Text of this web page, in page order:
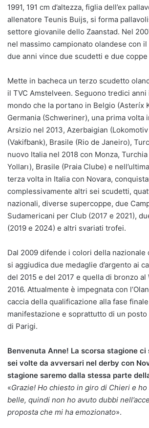
1991, 191 cm d’altezza, figlia dell’ex
allenatore Teunis Buijs, si forma
settore giovanile dello Zaanstad. Nel
nel massimo campionato olandese con
due anni vince due scudetti e due coppe
Mette in bacheca un terzo scudetto
il TVC Amstelveen. Seguono tredici
mondo che la portano in Belgio (Asteríx
Germania (Schweriner), una prima volta
Arsizio nel 2013, Azerbaigian
(Vakifbank), Brasile (Rio de Janeiro),
nuovo Italia nel 2018 con Monza,
Yolları), Brasile (Praia Clube) e
terza volta in Italia con Novara,
complessivamente altri sei scudetti,
nazionali, diverse supercoppe, due
Sudamericani per Club (2017 e 2021),
(2019 e 2024) e altri svariati trofei.
Dal 2009 difende i colori della nazionale
si aggiudica due medaglie d’argento ai
del 2015 e del 2017 e quella di bronzo al
2016. Attualmente è impegnata con
caccia della qualificazione alla fase
manifestazione e soprattutto di un
di Parigi.
Benvenuta Anne! La scorsa stagione
sei volte da avversari nel derby con
stagione saremo dalla stessa parte
«Grazie! Ho chiesto in giro di Chieri e
belle, quindi non ho avuto dubbi
proposta che mi ha emozionato».